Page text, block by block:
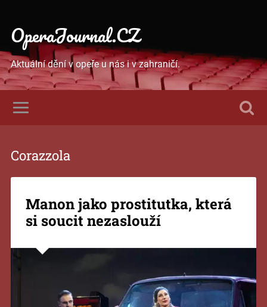
OperaJournal.CZ
Aktuální dění v opeře u nás i v zahraničí.
Corazzola
Manon jako prostitutka, která
si soucit nezaslouží